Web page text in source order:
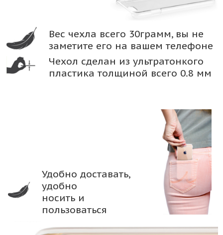
Вес чехла всего 30грамм, вы не
заметите его на вашем телефоне
Чехол сделан из ультратонкого
пластика толщиной всего 0.8 мм
Удобно доставать,
удобно
носить и
пользоваться